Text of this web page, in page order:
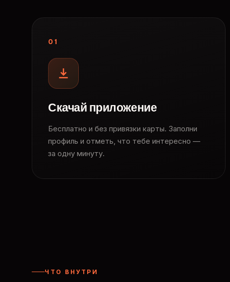
01
Скачай приложение
Бесплатно и без привязки карты. Заполни
профиль и отметь, что тебе интересно —
за одну минуту.
ЧТО ВНУТРИ